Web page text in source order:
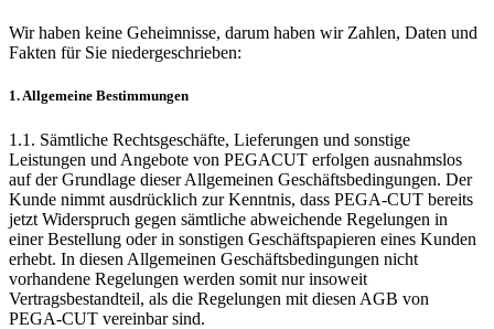
Wir haben keine Geheimnisse, darum haben wir Zahlen, Daten und
Fakten für Sie niedergeschrieben:
1. Allgemeine Bestimmungen
1.1. Sämtliche Rechtsgeschäfte, Lieferungen und sonstige
Leistungen und Angebote von PEGACUT erfolgen ausnahmslos
auf der Grundlage dieser Allgemeinen Geschäftsbedingungen. Der
Kunde nimmt ausdrücklich zur Kenntnis, dass PEGA-CUT bereits
jetzt Widerspruch gegen sämtliche abweichende Regelungen in
einer Bestellung oder in sonstigen Geschäftspapieren eines Kunden
erhebt. In diesen Allgemeinen Geschäftsbedingungen nicht
vorhandene Regelungen werden somit nur insoweit
Vertragsbestandteil, als die Regelungen mit diesen AGB von
PEGA-CUT vereinbar sind.